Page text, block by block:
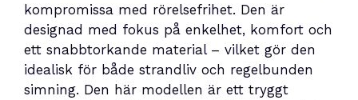
kompromissa med rörelsefrihet. Den är
designad med fokus på enkelhet, komfort och
ett snabbtorkande material – vilket gör den
idealisk för både strandliv och regelbunden
simning. Den här modellen är ett tryggt